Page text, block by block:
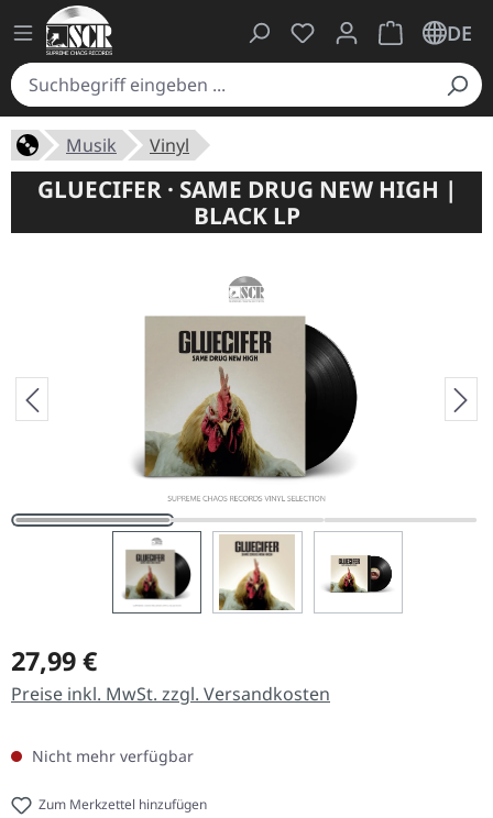
Du hast 0 Produkte
Warenkorb
DE
Musik Vinyl
GLUECIFER · SAME DRUG NEW HIGH |
BLACK LP
Regulärer Preis:
27,99 €
Preise inkl. MwSt. zzgl. Versandkosten
Nicht mehr verfügbar
Zum Merkzettel hinzufügen